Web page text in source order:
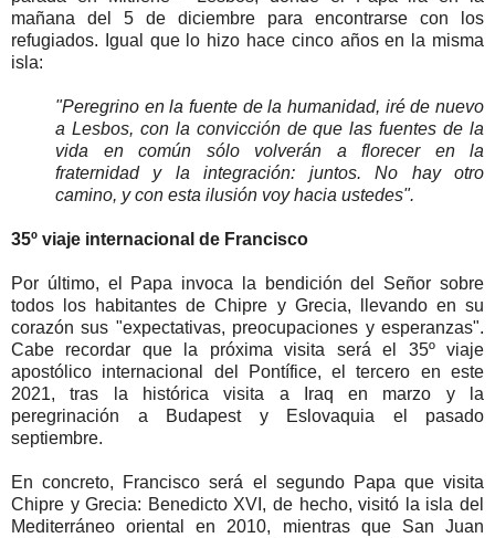
mañana del 5 de diciembre para encontrarse con los
refugiados. Igual que lo hizo hace cinco años en la misma
isla:
"Peregrino en la fuente de la humanidad, iré de nuevo
a Lesbos, con la convicción de que las fuentes de la
vida en común sólo volverán a florecer en la
fraternidad y la integración: juntos. No hay otro
camino, y con esta ilusión voy hacia ustedes".
35º viaje internacional de Francisco
Por último, el Papa invoca la bendición del Señor sobre
todos los habitantes de Chipre y Grecia, llevando en su
corazón sus "expectativas, preocupaciones y esperanzas".
Cabe recordar que la próxima visita será el 35º viaje
apostólico internacional del Pontífice, el tercero en este
2021, tras la histórica visita a Iraq en marzo y la
peregrinación a Budapest y Eslovaquia el pasado
septiembre.
En concreto, Francisco será el segundo Papa que visita
Chipre y Grecia: Benedicto XVI, de hecho, visitó la isla del
Mediterráneo oriental en 2010, mientras que San Juan